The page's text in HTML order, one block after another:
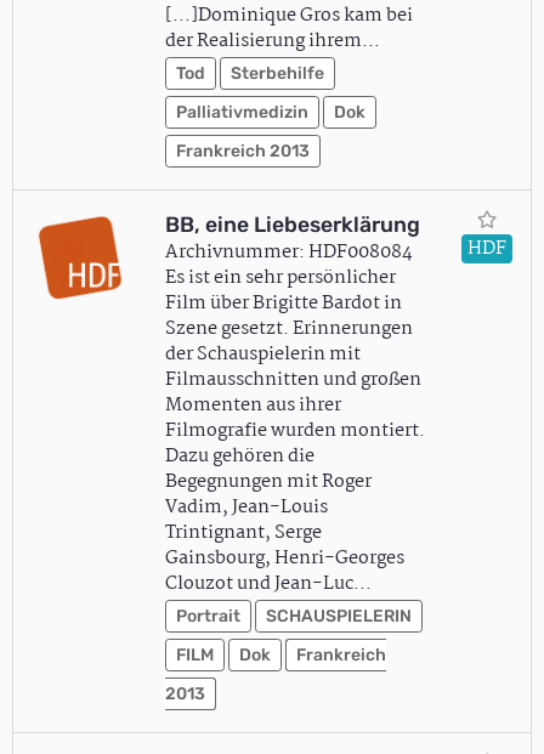
[...]Dominique Gros kam bei
der Realisierung ihrem…
Tod
Sterbehilfe
Palliativmedizin
Dok
Frankreich 2013
BB, eine Liebeserklärung
Archivnummer: HDF008084
Es ist ein sehr persönlicher
Film über Brigitte Bardot in
Szene gesetzt. Erinnerungen
der Schauspielerin mit
Filmausschnitten und großen
Momenten aus ihrer
Filmografie wurden montiert.
Dazu gehören die
Begegnungen mit Roger
Vadim, Jean-Louis
Trintignant, Serge
Gainsbourg, Henri-Georges
Clouzot und Jean-Luc…
Portrait
SCHAUSPIELERIN
FILM
Dok
Frankreich
2013
HDF